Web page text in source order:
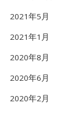
2021年5月
2021年1月
2020年8月
2020年6月
2020年2月